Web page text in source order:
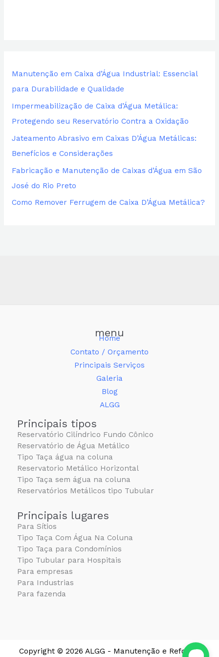
Manutenção em Caixa d’Água Industrial: Essencial
para Durabilidade e Qualidade
Impermeabilização de Caixa d’Água Metálica:
Protegendo seu Reservatório Contra a Oxidação
Jateamento Abrasivo em Caixas D’Água Metálicas:
Benefícios e Considerações
Fabricação e Manutenção de Caixas d’Água em São
José do Rio Preto
Como Remover Ferrugem de Caixa D’Água Metálica?
menu
Home
Contato / Orçamento
Principais Serviços
Galeria
Blog
ALGG
Principais tipos
Reservatório Cilíndrico Fundo Cônico
Reservatório de Água Metálico
Tipo Taça água na coluna
Reservatorio Metálico Horizontal
Tipo Taça sem água na coluna
Reservatórios Metálicos tipo Tubular
Principais lugares
Para Sítios
Tipo Taça Com Água Na Coluna
Tipo Taça para Condomínios
Tipo Tubular para Hospitais
Para empresas
Para Industrias
Para fazenda
Copyright © 2026 ALGG - Manutenção e Reforma